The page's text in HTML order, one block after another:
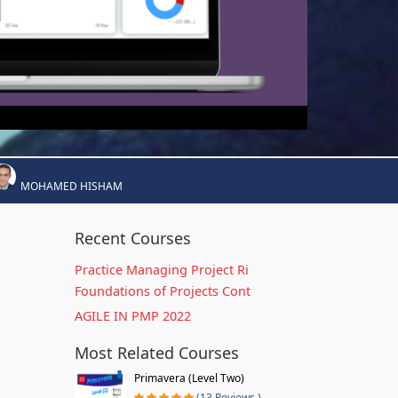
MOHAMED HISHAM
Recent Courses
Practice Managing Project Ri
Foundations of Projects Cont
AGILE IN PMP 2022
Most Related Courses
Primavera (Level Two)